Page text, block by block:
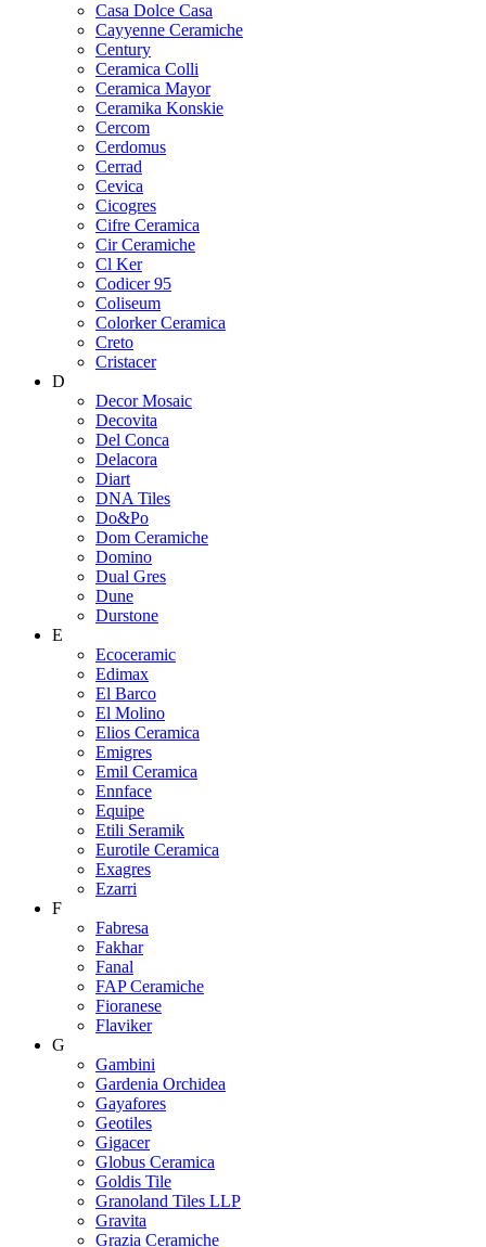
Casa Dolce Casa
Cayyenne Ceramiche
Century
Ceramica Colli
Ceramica Mayor
Ceramika Konskie
Cercom
Cerdomus
Cerrad
Cevica
Cicogres
Cifre Ceramica
Cir Ceramiche
Cl Ker
Codicer 95
Coliseum
Colorker Ceramica
Creto
Cristacer
D
Decor Mosaic
Decovita
Del Conca
Delacora
Diart
DNA Tiles
Do&Po
Dom Ceramiche
Domino
Dual Gres
Dune
Durstone
E
Ecoceramic
Edimax
El Barco
El Molino
Elios Ceramica
Emigres
Emil Ceramica
Ennface
Equipe
Etili Seramik
Eurotile Ceramica
Exagres
Ezarri
F
Fabresa
Fakhar
Fanal
FAP Ceramiche
Fioranese
Flaviker
G
Gambini
Gardenia Orchidea
Gayafores
Geotiles
Gigacer
Globus Ceramica
Goldis Tile
Granoland Tiles LLP
Gravita
Grazia Ceramiche